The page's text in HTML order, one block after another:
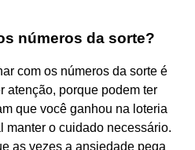
números da sorte?
com os números da sorte é
atenção, porque podem ter
que você ganhou na loteria
manter o cuidado necessário.
as vezes a ansiedade pega